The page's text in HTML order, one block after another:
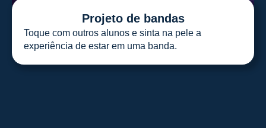
Projeto de bandas
Toque com outros alunos e sinta na pele a
experiência de estar em uma banda.